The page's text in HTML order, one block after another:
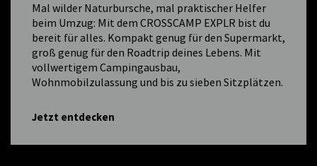
Mal wilder Naturbursche, mal praktischer Helfer
beim Umzug: Mit dem CROSSCAMP EXPLR bist du
bereit für alles. Kompakt genug für den Supermarkt,
groß genug für den Roadtrip deines Lebens. Mit
vollwertigem Campingausbau,
Wohnmobilzulassung und bis zu sieben Sitzplätzen.
Jetzt entdecken